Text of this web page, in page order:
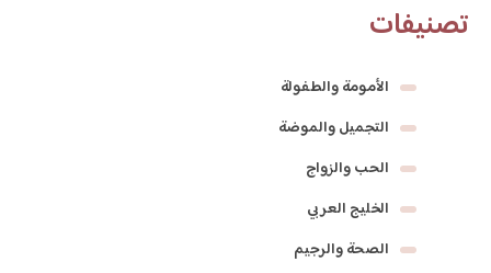
تصنيفات
الأمومة والطفولة
التجميل والموضة
الحب والزواج
الخليج العربي
الصحة والرجيم